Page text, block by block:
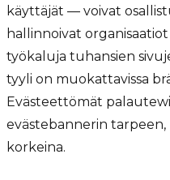
käyttäjät — voivat
hallinnoivat
työkaluja tuhansien
tyyli on muokattavissa
Evästeettömät
evästebannerin
korkeina.